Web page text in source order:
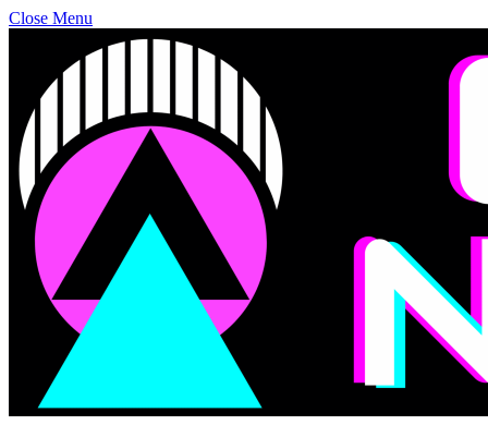
Close Menu